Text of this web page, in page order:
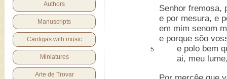
Authors
Manuscripts
Cantigas with music
Miniatures
Arte de Trovar
Senhor fremosa,
e por mesura, e
em mim senom
e porque sõo
5
e polo bem
ai, meu lume,